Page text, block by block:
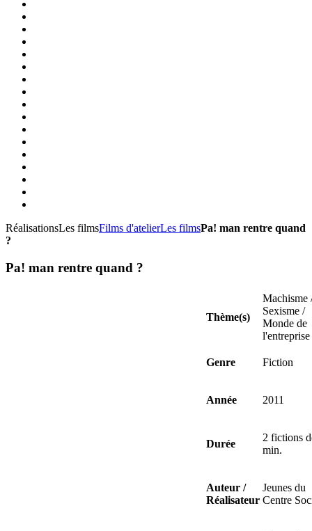
RéalisationsLes filmsFilms d'atelierLes filmsPa! man rentre quand
?
Pa! man rentre quand ?
Thème(s)
Machisme
Sexisme /
Monde de
l'entreprise
Genre Fiction
Année 2011
Durée
2 fictions
min.
Auteur /
Réalisateur
Jeunes du
Centre